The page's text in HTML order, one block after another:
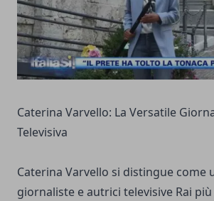
Caterina Varvello: La Versatile
Televisiva
Caterina Varvello si distingue come
giornaliste e autrici televisive Rai